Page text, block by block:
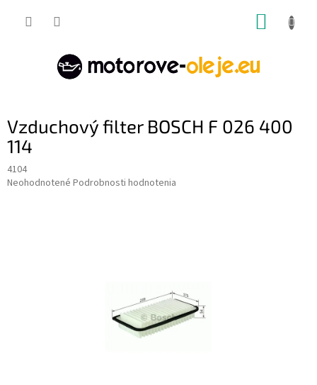
Vzduchový filter BOSCH F 026 400
114
4104
Priemerné
Neohodnotené Podrobnosti hodnotenia